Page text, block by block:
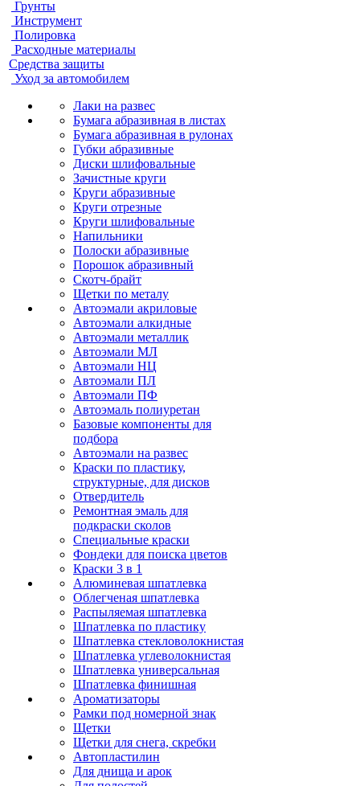
Грунты
Инструмент
Полировка
Расходные материалы
Средства защиты
Уход за автомобилем
Лаки на развес
Бумага абразивная в листах
Бумага абразивная в рулонах
Губки абразивные
Диски шлифовальные
Зачистные круги
Круги абразивные
Круги отрезные
Круги шлифовальные
Напильники
Полоски абразивные
Порошок абразивный
Скотч-брайт
Щетки по металу
Автоэмали акриловые
Автоэмали алкидные
Автоэмали металлик
Автоэмали МЛ
Автоэмали НЦ
Автоэмали ПЛ
Автоэмали ПФ
Автоэмаль полиуретан
Базовые компоненты для
подбора
Автоэмали на развес
Краски по пластику,
структурные, для дисков
Отвердитель
Ремонтная эмаль для
подкраски сколов
Специальные краски
Фондеки для поиска цветов
Краски 3 в 1
Алюминевая шпатлевка
Облегченая шпатлевка
Распыляемая шпатлевка
Шпатлевка по пластику
Шпатлевка стекловолокнистая
Шпатлевка углеволокнистая
Шпатлевка универсальная
Шпатлевка финишная
Ароматизаторы
Рамки под номерной знак
Щетки
Щетки для снега, скребки
Автопластилин
Для днища и арок